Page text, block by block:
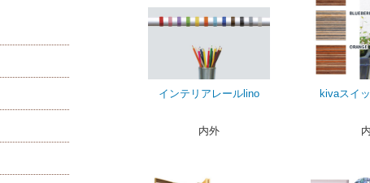
インテリアレールlino
内外
kivaスイ